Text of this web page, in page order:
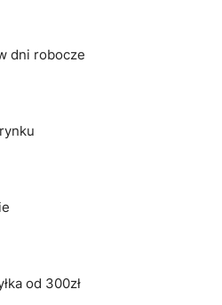
dni robocze
od 300zł